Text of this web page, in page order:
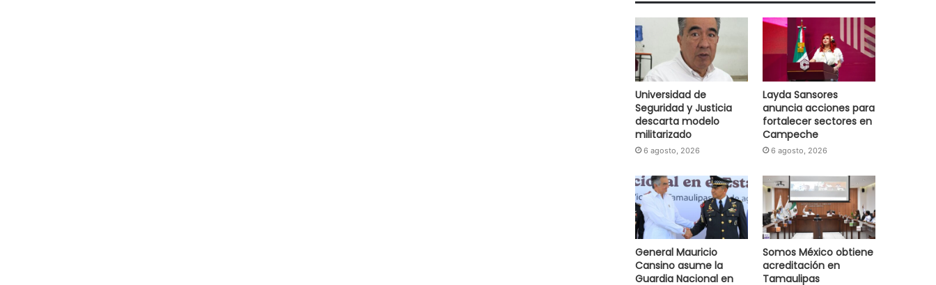
Universidad de
Seguridad y Justicia
descarta modelo
militarizado
6 agosto, 2026
Layda Sansores
anuncia acciones para
fortalecer sectores en
Campeche
6 agosto, 2026
General Mauricio
Cansino asume la
Guardia Nacional en
Somos México obtiene
acreditación en
Tamaulipas